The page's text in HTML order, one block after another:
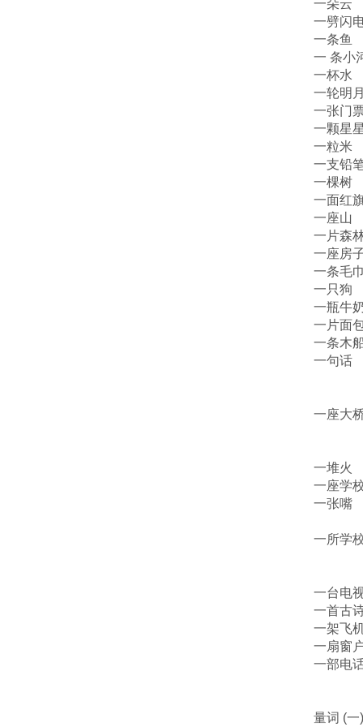
一朵云
一劈闪
一条鱼
一 条小
一杯水
一轮明月
一张门
一颗星星
一粒米
一支铅
一棵树
一面红
一座山
一片森
一座房
一条毛巾
一只狗
一瓶牛
一片面
一条木
一句话
一座大
一堆火
一座学
一张嘴
一所学
一台电
一首古
一架飞
一扇窗
一部电
量词 (一)